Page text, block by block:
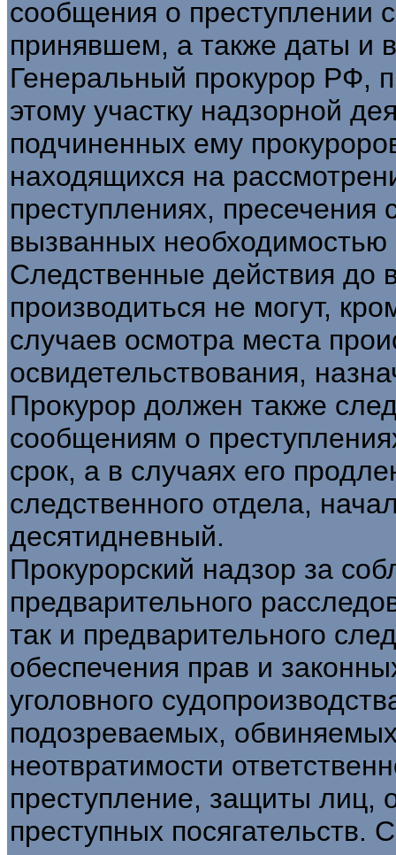
сообщения о преступлении
принявшем, а также даты и
Генеральный прокурор РФ,
этому участку надзорной
подчиненных ему
находящихся на
преступлениях, пресечения
вызванных
Следственные действия до
производиться не могут,
случаев осмотра места
освидетельствования,
Прокурор должен также
сообщениям о
срок, а в случаях его
следственного отдела,
десятидневный.
Прокурорский надзор за
предварительного
так и предварительного
обеспечения прав и
уголовного
подозреваемых,
неотвратимости
преступление, защиты лиц,
преступных